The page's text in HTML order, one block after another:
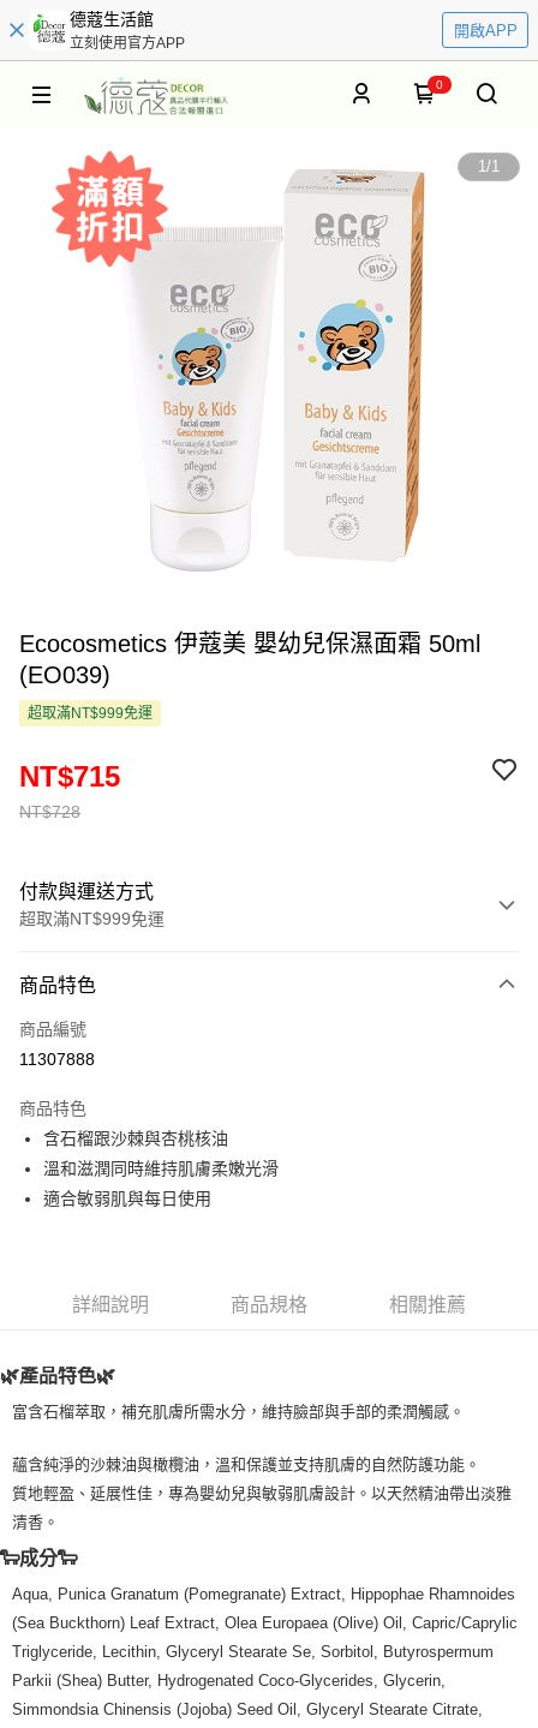
德蔻生活館
立刻使用官方APP
開啟APP
0
1/1
Ecocosmetics 伊蔻美 嬰幼兒保濕面霜 50ml
(EO039)
超取滿NT$999免運
NT$728
NT$715
付款與運送方式
超取滿NT$999免運
信用卡一次付款
超商取貨付款
Apple Pay
街口支付
ATM付款
運送方式
全家取貨付款
全家純取貨 (先付款
每筆NT$80，滿NT$999(含以上)免運費
7-11取貨付款
每筆NT$80，滿NT$999(含以上)免運費
每筆NT$80，滿NT$999(含以上)免運費
宅配
商品特色
商品編號
11307888
商品特色
含石榴跟沙棘與杏桃核油
溫和滋潤同時維持肌膚柔嫩光滑
適合敏弱肌與每日使用
詳細說明 商品規格 相關推薦
🌿產品特色🌿
富含石榴萃取，補充肌膚所需水分，維持臉部與手部的柔潤觸感。
蘊含純淨的沙棘油與橄欖油，溫和保護並支持肌膚的自然防護功能。
質地輕盈、延展性佳，專為嬰幼兒與敏弱肌膚設計。以天然精油帶出淡雅
清香。
🐑成分🐑
Aqua, Punica Granatum (Pomegranate) Extract, Hippophae Rhamnoides
(Sea Buckthorn) Leaf Extract, Olea Europaea (Olive) Oil, Capric/Caprylic
Triglyceride, Lecithin, Glyceryl Stearate Se, Sorbitol, Butyrospermum
Parkii (Shea) Butter, Hydrogenated Coco-Glycerides, Glycerin,
Simmondsia Chinensis (Jojoba) Seed Oil, Glyceryl Stearate Citrate,